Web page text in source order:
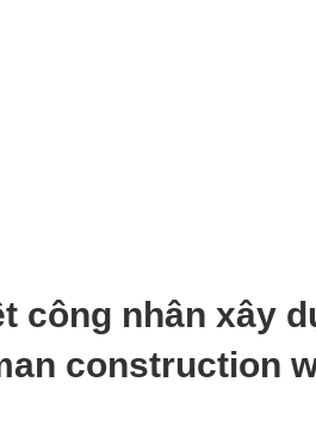
công nhân xây
construction